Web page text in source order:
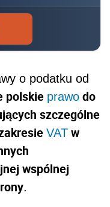
o podatku od
polskie prawo do
szczególne
VAT w
wspólnej
.